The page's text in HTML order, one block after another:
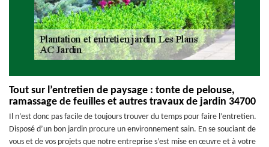
Tout sur l’entretien de paysage : tonte de pelouse,
ramassage de feuilles et autres travaux de jardin 34700
Il n’est donc pas facile de toujours trouver du temps pour faire l’entretien.
Disposé d’un bon jardin procure un environnement sain. En se souciant de
vous et de vos projets que notre entreprise s’est mise en œuvre et à votre